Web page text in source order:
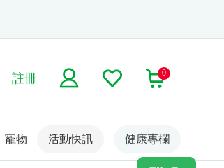
註冊 0
寵物 名人嚴選
活動快訊 健康專欄